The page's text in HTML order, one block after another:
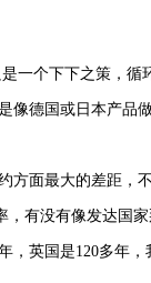
一个下下之策，
德国或日本产品
方面最大的差距，
有没有像发达国
英国是120多年，